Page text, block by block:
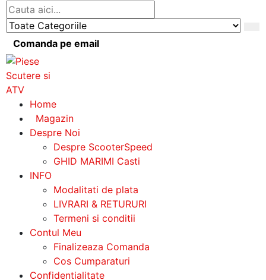
Comanda pe email
Home
Magazin
Despre Noi
Despre ScooterSpeed
GHID MARIMI Casti
INFO
Modalitati de plata
LIVRARI & RETURURI
Termeni si conditii
Contul Meu
Finalizeaza Comanda
Cos Cumparaturi
Confidentialitate